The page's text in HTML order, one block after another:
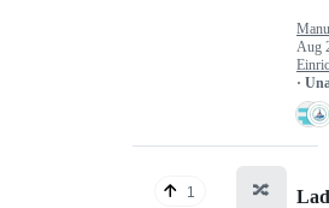
Aug
·
1 🔀